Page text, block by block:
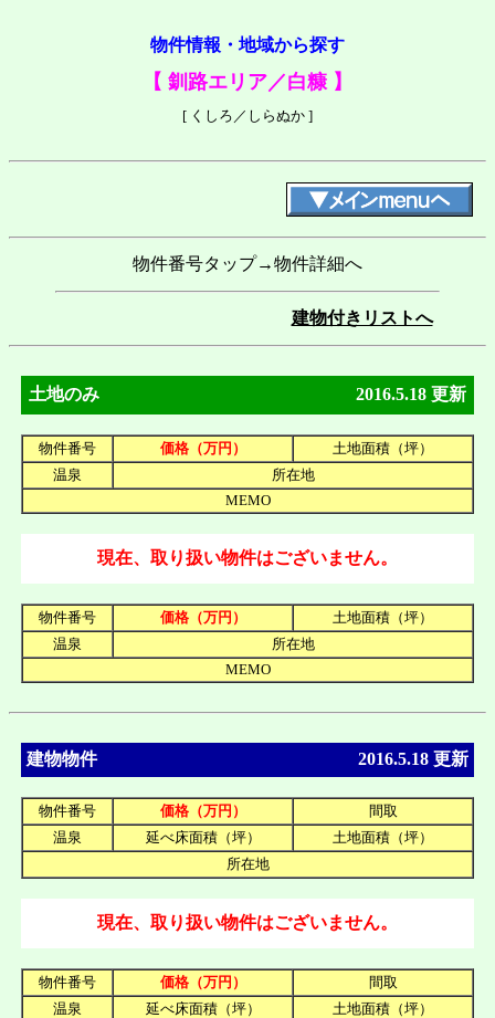
物件情報・地域から探す
【 釧路エリア／白糠 】
[ くしろ／しらぬか ]
物件番号タップ→物件詳細へ
建物付きリストへ
土地のみ 2016.5.18 更新
物件番号 価格（万円）
土地面積（坪）
温泉
所在地
MEMO
現在、取り扱い物件はございません。
物件番号 価格（万円）
土地面積（坪）
温泉
所在地
MEMO
建物物件 2016.5.18 更新
物件番号 価格（万円）
間取
温泉
延べ床面積（坪）
土地面積（坪）
所在地
現在、取り扱い物件はございません。
物件番号 価格（万円）
間取
温泉
延べ床面積（坪）
土地面積（坪）